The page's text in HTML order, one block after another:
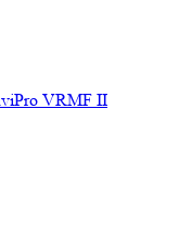
VRMF II